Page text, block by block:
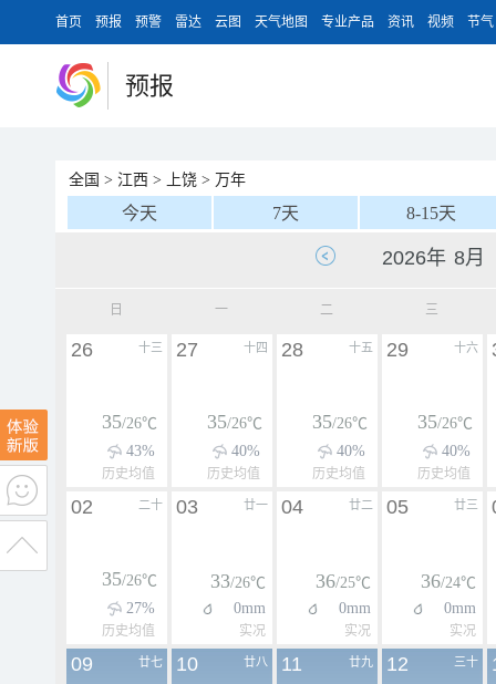
首页 预报 预警 雷达 云图 天气地图 专业产品 资讯 视频 节气
预报
全国 > 江西 > 上饶 > 万年
今天 7天 8-15天
日 一 二 三
十三
26
35/26℃
43%
历史均值
十四
27
35/26℃
40%
历史均值
十五
28
35/26℃
40%
历史均值
十六
29
35/26℃
40%
历史均值
二十
02
35/26℃
27%
历史均值
廿一
03
33/26℃
0mm
实况
廿二
04
36/25℃
0mm
实况
廿三
05
36/24℃
0mm
实况
廿七
09 廿八
10 廿九
11 三十
12